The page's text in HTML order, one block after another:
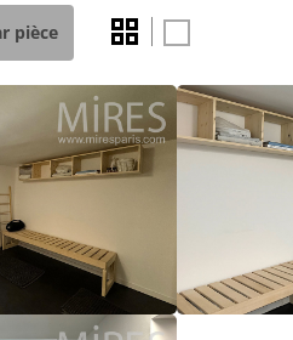
pièce